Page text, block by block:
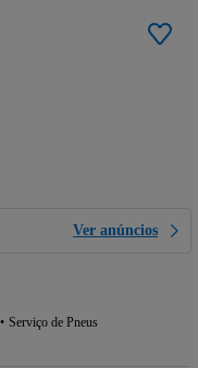
Ver anúncios
Serviço de Pneus